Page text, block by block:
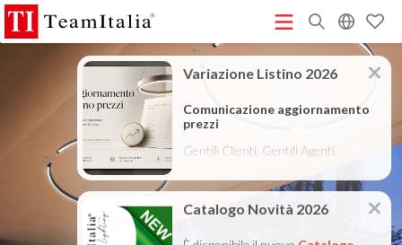
R
(513K) Catalogo Novità 2026
DECORATIVE
CATALOGUE 2025(12M) TECHNICAL CATALOGUE 2025
COMPANY PROFILE ITA COMPANY PROFILE GB(3M) COMPANY
StarTeam 1 (introduzione)
(prodotto)(15M) ★Istruzioni Touch-Dim e Sincronizzazione (110K)